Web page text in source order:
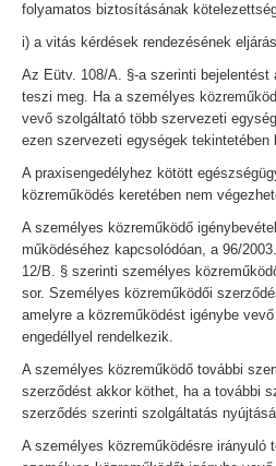
folyamatos biztosításának
i) a vitás kérdések rendezésének
Az Eütv. 108/A. §-a szerinti bejelentést
teszi meg. Ha a személyes
vevő szolgáltató több szervezeti
ezen szervezeti egységek tekintetében
A praxisengedélyhez kötött
közreműködés keretében nem
A személyes közreműködő
működéséhez kapcsolódóan, a 96/
12/B. § szerinti személyes
sor. Személyes közreműködői
amelyre a közreműködést igénybe
engedéllyel rendelkezik.
A személyes közreműködő további
szerződést akkor köthet, ha a további
szerződés szerinti szolgáltatás
A személyes közreműködésre irányuló